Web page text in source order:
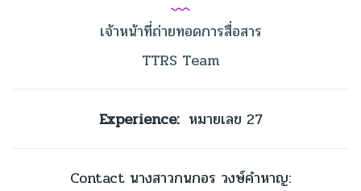
เจ้าหน้าที่ถ่ายทอดการสื่อสาร
TTRS Team
Experience: หมายเลข 27
Contact นางสาวกนกอร วงษ์คำหาญ: